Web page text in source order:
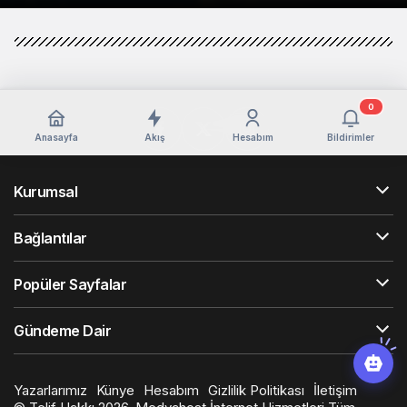
Anasayfa Akış Hesabım Bildirimler
0
Kurumsal
Bağlantılar
Popüler Sayfalar
Gündeme Dair
Yazarlarımız Künye Hesabım Gizlilik Politikası
İletişim